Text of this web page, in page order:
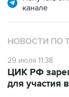
НОВОСТИ ПО
29 июля 11:38
для участия
18 июля 11:35